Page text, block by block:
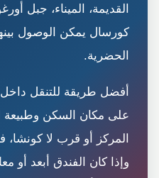
القديمة، الميناء، جبل
كورسال يمكن الوصول
الحضرية.
أفضل طريقة للتنقل
على مكان السكن وطبيعة
المركز أو قرب لا كونشا،